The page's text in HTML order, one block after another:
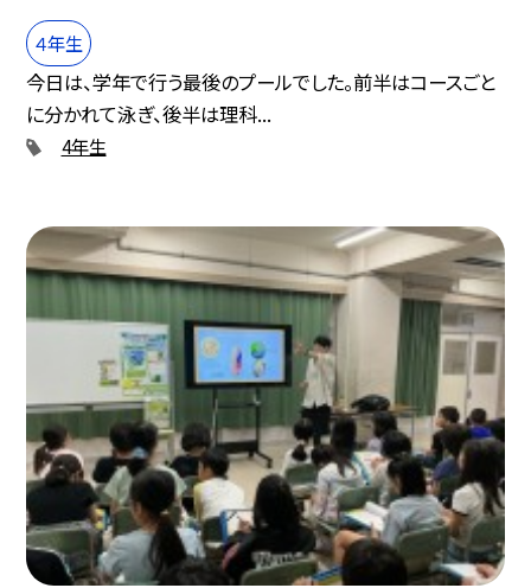
４年生
今日は、学年で行う最後のプールでした。前半はコースごと
に分かれて泳ぎ、後半は理科...
4年生